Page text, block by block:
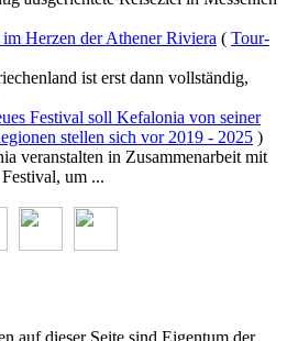
Herzen der Athener Riviera ( Tour-
ist erst dann vollständig,
Festival soll Kefalonia von seiner
stellen sich vor 2019 - 2025 )
veranstalten in Zusammenarbeit mit
um ...
auf dieser Seite sind Eigentum der